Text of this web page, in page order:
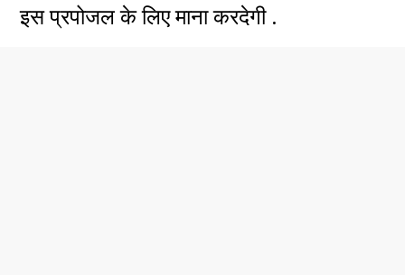
इस प्रपोजल के लिए माना करदेगी .